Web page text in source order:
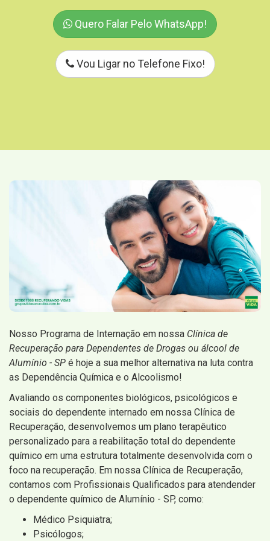
Quero Falar Pelo WhatsApp!
Vou Ligar no Telefone Fixo!
Nosso Programa de Internação em nossa Clínica de
Recuperação para Dependentes de Drogas ou álcool de
Alumínio - SP é hoje a sua melhor alternativa na luta contra
as Dependência Química e o Alcoolismo!
Avaliando os componentes biológicos, psicológicos e
sociais do dependente internado em nossa Clínica de
Recuperação, desenvolvemos um plano terapêutico
personalizado para a reabilitação total do dependente
químico em uma estrutura totalmente desenvolvida com o
foco na recuperação. Em nossa Clínica de Recuperação,
contamos com Profissionais Qualificados para atendender
o dependente químico de Alumínio - SP, como:
Médico Psiquiatra;
Psicólogos;